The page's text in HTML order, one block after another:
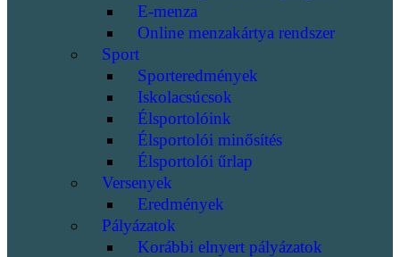
E-menza
Online menzakártya rendszer
Sport
Sporteredmények
Iskolacsúcsok
Élsportolóink
Élsportolói minősítés
Élsportolói űrlap
Versenyek
Eredmények
Pályázatok
Korábbi elnyert pályázatok